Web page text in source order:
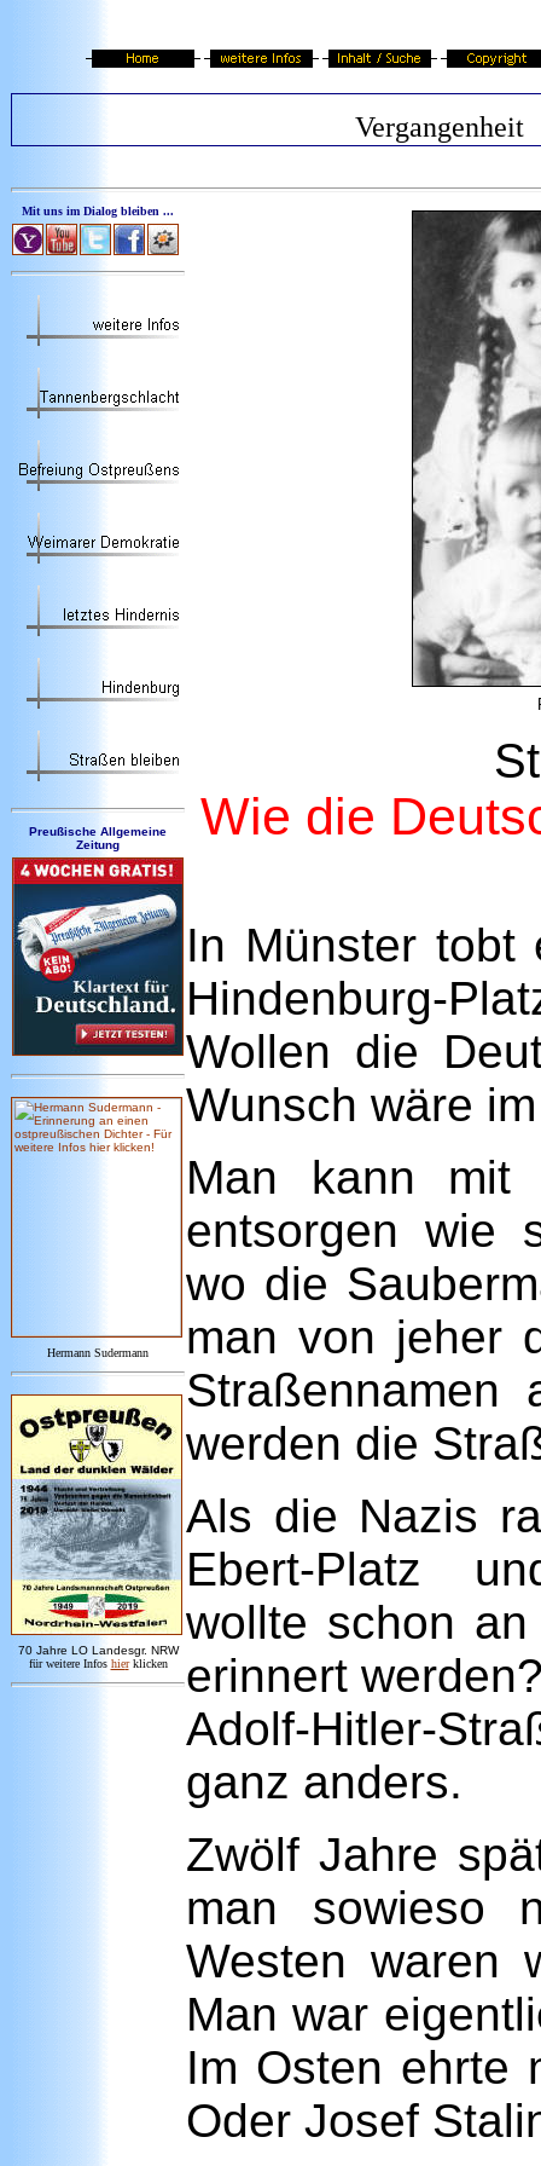
Vergangenheit
Mit uns im Dialog bleiben ...
Preußische Allgemeine
Zeitung
Hermann Sudermann
70 Jahre LO Landesgr. NRW
für weitere Infos hier klicken
Wie die
In Münster tobt
Hindenburg-
Wollen die
Wunsch wäre
Man kann mit
entsorgen wie
wo die
man von jeher
Straßennamen
werden die
Als die Nazis
Ebert-Platz
wollte schon
erinnert
Adolf-Hitler-
ganz anders.
Zwölf Jahre
man sowieso
Westen waren
Man war
Im Osten ehrte
Oder Josef